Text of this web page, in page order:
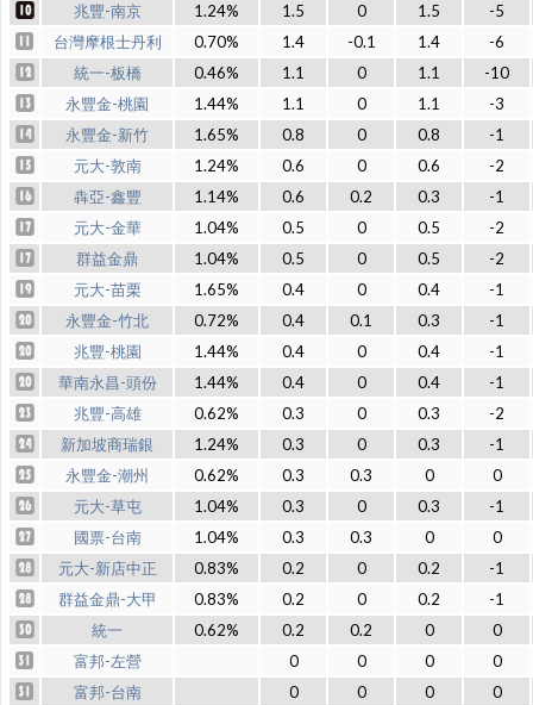
兆豐-南京
1.24% 1.5 0 1.5
-5
台灣摩根士丹利
0.70% 1.4 -0.1 1.4
-6
統一-板橋
0.46% 1.1 0 1.1
-10
永豐金-桃園
1.44% 1.1 0 1.1
-3
永豐金-新竹
1.65% 0.8 0 0.8
-1
元大-敦南
1.24% 0.6 0 0.6
-2
犇亞-鑫豐
1.14% 0.6 0.2 0.3
-1
元大-金華
1.04% 0.5 0 0.5
-2
群益金鼎
1.04% 0.5 0 0.5
-2
元大-苗栗
1.65% 0.4 0 0.4
-1
永豐金-竹北
0.72% 0.4 0.1 0.3
-1
兆豐-桃園
1.44% 0.4 0 0.4
-1
華南永昌-頭份
1.44% 0.4 0 0.4
-1
兆豐-高雄
0.62% 0.3 0 0.3
-2
新加坡商瑞銀
1.24% 0.3 0 0.3
-1
永豐金-潮州
0.62% 0.3 0.3 0
0
元大-草屯
1.04% 0.3 0 0.3
-1
國票-台南
1.04% 0.3 0.3 0
0
元大-新店中正
0.83% 0.2 0 0.2
-1
群益金鼎-大甲
0.83% 0.2 0 0.2
-1
統一
0.62% 0.2 0.2 0
0
富邦-左營
0 0 0
0
富邦-台南
0 0 0
0